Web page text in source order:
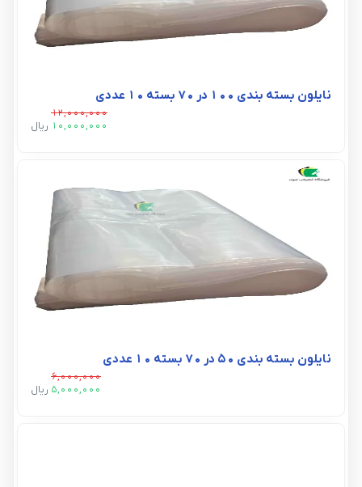
نایلون بسته بندی 100 در 70 بسته 10 عددی
12,000,000
10,000,000 ريال
نایلون بسته بندی 50 در 70 بسته 10 عددی
6,000,000
5,000,000 ريال